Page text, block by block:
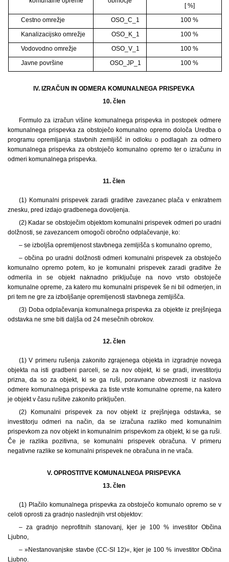
[ %]
Cestno omrežje
OSO_C_1
100 %
Kanalizacijsko omrežje
OSO_K_1
100 %
Vodovodno omrežje
OSO_V_1
100 %
Javne površine
OSO_JP_1 100 %
IV. IZRAČUN IN ODMERA KOMUNALNEGA PRISPEVKA
10. člen
Formulo za izračun višine komunalnega prispevka in postopek odmere
komunalnega prispevka za obstoječo komunalno opremo določa Uredba o
programu opremljanja stavbnih zemljišč in odloku o podlagah za odmero
komunalnega prispevka za obstoječo komunalno opremo ter o izračunu in
odmeri komunalnega prispevka.
11. člen
(1) Komunalni prispevek zaradi graditve zavezanec plača v enkratnem
znesku, pred izdajo gradbenega dovoljenja.
(2) Kadar se obstoječim objektom komunalni prispevek odmeri po uradni
dolžnosti, se zavezancem omogoči obročno odplačevanje, ko:
– se izboljša opremljenost stavbnega zemljišča s komunalno opremo,
– občina po uradni dolžnosti odmeri komunalni prispevek za obstoječo
komunalno opremo potem, ko je komunalni prispevek zaradi graditve že
odmerila in se objekt naknadno priključuje na novo vrsto obstoječe
komunalne opreme, za katero mu komunalni prispevek še ni bil odmerjen, in
pri tem ne gre za izboljšanje opremljenosti stavbnega zemljišča.
(3) Doba odplačevanja komunalnega prispevka za objekte iz prejšnjega
odstavka ne sme biti daljša od 24 mesečnih obrokov.
12. člen
(1) V primeru rušenja zakonito zgrajenega objekta in izgradnje novega
objekta na isti gradbeni parceli, se za nov objekt, ki se gradi, investitorju
prizna, da so za objekt, ki se ga ruši, poravnane obveznosti iz naslova
odmere komunalnega prispevka za tiste vrste komunalne opreme, na katero
je objekt v času rušitve zakonito priključen.
(2) Komunalni prispevek za nov objekt iz prejšnjega odstavka, se
investitorju odmeri na način, da se izračuna razliko med komunalnim
prispevkom za nov objekt in komunalnim prispevkom za objekt, ki se ga ruši.
Če je razlika pozitivna, se komunalni prispevek obračuna. V primeru
negativne razlike se komunalni prispevek ne obračuna in ne vrača.
V. OPROSTITVE KOMUNALNEGA PRISPEVKA
13. člen
(1) Plačilo komunalnega prispevka za obstoječo komunalo opremo se v
celoti oprosti za gradnjo naslednjih vrst objektov:
– za gradnjo neprofitnih stanovanj, kjer je 100 % investitor Občina
Ljubno,
– »Nestanovanjske stavbe (CC-SI 12)«, kjer je 100 % investitor Občina
Ljubno.